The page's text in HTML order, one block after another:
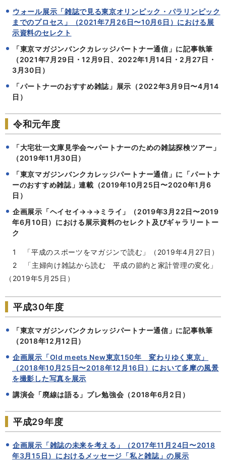
ウォール展示「雑誌で見る東京オリンピック・パラリンピック
までのプロセス」（2021年7月26日〜10月6日）における展
示資料のセレクト
「東京マガジンバンクカレッジパートナー通信」に記事執筆
（2021年7月29日・12月9日、2022年1月14日・2月27日・
3月30日）
「パートナーのおすすめ雑誌」展示（2022年3月9日〜4月14
日）
令和元年度
「大宅壮一文庫見学会〜パートナーのための雑誌探検ツアー」
（2019年11月30日）
「東京マガジンバンクカレッジパートナー通信」に「パートナ
ーのおすすめ雑誌」連載（2019年10月25日〜2020年1月6
日）
企画展示「ヘイセイ→→→ミライ」（2019年3月22日〜2019
年6月10日）における展示資料のセレクト及びギャラリートー
ク
1 「平成のスポーツをマガジンで読む」（2019年4月27日）
2 「主婦向け雑誌から読む 平成の節約と家計管理の変化」
（2019年5月25日）
平成30年度
「東京マガジンバンクカレッジパートナー通信」に記事執筆
（2018年12月12日）
企画展示「Old meets New東京150年 変わりゆく東京」
（2018年10月25日〜2018年12月16日）において多摩の風景
を撮影した写真を展示
講演会「廃線は語る」プレ勉強会（2018年6月2日）
平成29年度
企画展示「雑誌の未来を考える」（2017年11月24日〜2018
年3月15日）におけるメッセージ「私と雑誌」の展示